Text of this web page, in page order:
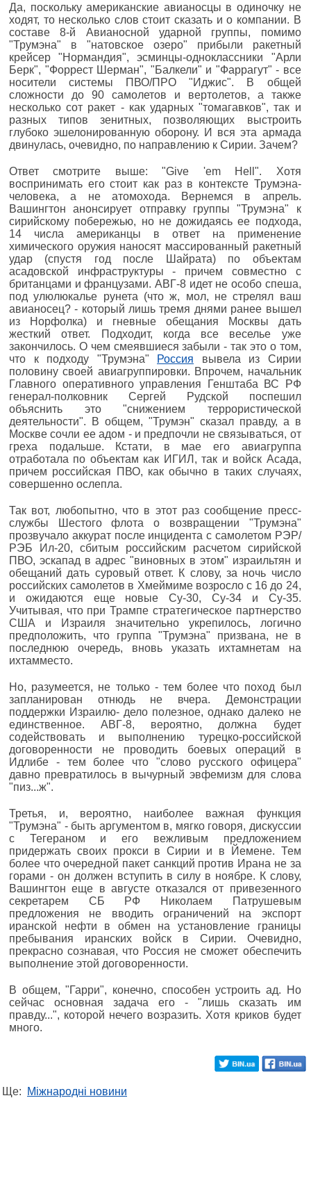
Да, поскольку американские авианосцы в одиночку не
ходят, то несколько слов стоит сказать и о компании. В
составе 8-й Авианосной ударной группы, помимо
"Трумэна" в "натовское озеро" прибыли ракетный
крейсер "Нормандия", эсминцы-одноклассники "Арли
Берк", "Форрест Шерман", "Балкели" и "Фаррагут" - все
носители системы ПВО/ПРО "Иджис". В общей
сложности до 90 самолетов и вертолетов, а также
несколько сот ракет - как ударных "томагавков", так и
разных типов зенитных, позволяющих выстроить
глубоко эшелонированную оборону. И вся эта армада
двинулась, очевидно, по направлению к Сирии. Зачем?
Ответ смотрите выше: "Give 'em Hell". Хотя
воспринимать его стоит как раз в контексте Трумэна-
человека, а не атомохода. Вернемся в апрель.
Вашингтон анонсирует отправку группы "Трумэна" к
сирийскому побережью, но не дожидаясь ее подхода,
14 числа американцы в ответ на применение
химического оружия наносят массированный ракетный
удар (спустя год после Шайрата) по объектам
асадовской инфраструктуры - причем совместно с
британцами и французами. АВГ-8 идет не особо спеша,
под улюлюкалье рунета (что ж, мол, не стрелял ваш
авианосец? - который лишь тремя днями ранее вышел
из Норфолка) и гневные обещания Москвы дать
жесткий ответ. Подходит, когда все веселье уже
закончилось. О чем смеявшиеся забыли - так это о том,
что к подходу "Трумэна"
Россия вывела из Сирии
половину своей авиагруппировки. Впрочем, начальник
Главного оперативного управления Генштаба ВС РФ
генерал-полковник Сергей Рудской поспешил
объяснить это "снижением террористической
деятельности". В общем, "Трумэн" сказал правду, а в
Москве сочли ее адом - и предпочли не связываться, от
греха подальше. Кстати, в мае его авиагруппа
отработала по объектам как ИГИЛ, так и войск Асада,
причем российская ПВО, как обычно в таких случаях,
совершенно ослепла.
Так вот, любопытно, что в этот раз сообщение пресс-
службы Шестого флота о возвращении "Трумэна"
прозвучало аккурат после инцидента с самолетом РЭР/
РЭБ Ил-20, сбитым российским расчетом сирийской
ПВО, эскапад в адрес "виновных в этом" израильтян и
обещаний дать суровый ответ. К слову, за ночь число
российских самолетов в Хмеймиме возросло с 16 до 24,
и ожидаются еще новые Су-30, Су-34 и Су-35.
Учитывая, что при Трампе стратегическое партнерство
США и Израиля значительно укрепилось, логично
предположить, что группа "Трумэна" призвана, не в
последнюю очередь, вновь указать ихтамнетам на
ихтамместо.
Но, разумеется, не только - тем более что поход был
запланирован отнюдь не вчера. Демонстрации
поддержки Израилю- дело полезное, однако далеко не
единственное. АВГ-8, вероятно, должна будет
содействовать и выполнению турецко-российской
договоренности не проводить боевых операций в
Идлибе - тем более что "слово русского офицера"
давно превратилось в вычурный эвфемизм для слова
"пиз...ж".
Третья, и, вероятно, наиболее важная функция
"Трумэна" - быть аргументом в, мягко говоря, дискуссии
с Тегераном и его вежливым предложением
придержать своих прокси в Сирии и в Йемене. Тем
более что очередной пакет санкций против Ирана не за
горами - он должен вступить в силу в ноябре. К слову,
Вашингтон еще в августе отказался от привезенного
секретарем СБ РФ Николаем Патрушевым
предложения не вводить ограничений на экспорт
иранской нефти в обмен на установление границы
пребывания иранских войск в Сирии. Очевидно,
прекрасно сознавая, что Россия не сможет обеспечить
выполнение этой договоренности.
В общем, "Гарри", конечно, способен устроить ад. Но
сейчас основная задача его - "лишь сказать им
правду...", которой нечего возразить. Хотя криков будет
много.
Ще: Міжнародні новини